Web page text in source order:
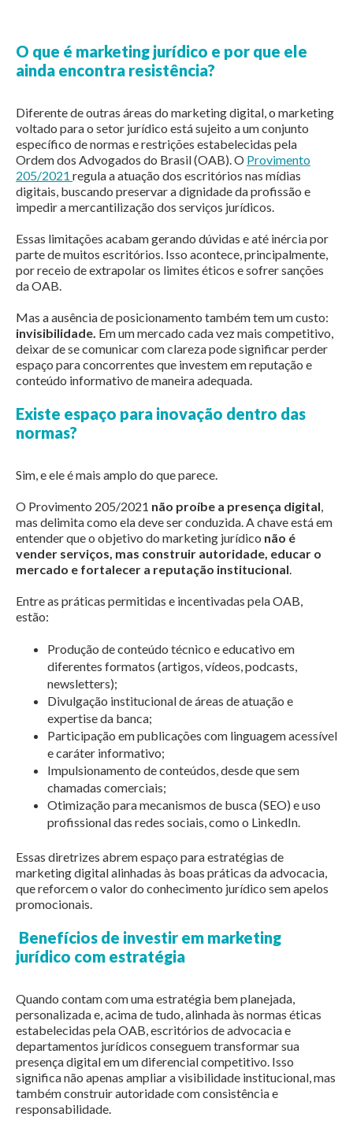
O que é marketing jurídico e por que ele
ainda encontra resistência?
Diferente de outras áreas do marketing digital, o marketing
voltado para o setor jurídico está sujeito a um conjunto
específico de normas e restrições estabelecidas pela
Ordem dos Advogados do Brasil (OAB). O Provimento
205/2021 regula a atuação dos escritórios nas mídias
digitais, buscando preservar a dignidade da profissão e
impedir a mercantilização dos serviços jurídicos.
Essas limitações acabam gerando dúvidas e até inércia por
parte de muitos escritórios. Isso acontece, principalmente,
por receio de extrapolar os limites éticos e sofrer sanções
da OAB.
Mas a ausência de posicionamento também tem um custo:
invisibilidade. Em um mercado cada vez mais competitivo,
deixar de se comunicar com clareza pode significar perder
espaço para concorrentes que investem em reputação e
conteúdo informativo de maneira adequada.
Existe espaço para inovação dentro das
normas?
Sim, e ele é mais amplo do que parece.
O Provimento 205/2021 não proíbe a presença digital,
mas delimita como ela deve ser conduzida. A chave está em
entender que o objetivo do marketing jurídico não é
vender serviços, mas construir autoridade, educar o
mercado e fortalecer a reputação institucional.
Entre as práticas permitidas e incentivadas pela OAB,
estão:
Produção de conteúdo técnico e educativo em
diferentes formatos (artigos, vídeos, podcasts,
newsletters);
Divulgação institucional de áreas de atuação e
expertise da banca;
Participação em publicações com linguagem acessível
e caráter informativo;
Impulsionamento de conteúdos, desde que sem
chamadas comerciais;
Otimização para mecanismos de busca (SEO) e uso
profissional das redes sociais, como o LinkedIn.
Essas diretrizes abrem espaço para estratégias de
marketing digital alinhadas às boas práticas da advocacia,
que reforcem o valor do conhecimento jurídico sem apelos
promocionais.
Benefícios de investir em marketing
jurídico com estratégia
Quando contam com uma estratégia bem planejada,
personalizada e, acima de tudo, alinhada às normas éticas
estabelecidas pela OAB, escritórios de advocacia e
departamentos jurídicos conseguem transformar sua
presença digital em um diferencial competitivo. Isso
significa não apenas ampliar a visibilidade institucional, mas
também construir autoridade com consistência e
responsabilidade.